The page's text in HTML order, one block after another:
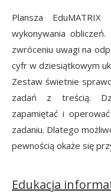
Plansza
wykonywania
zwróceniu uwagi na
cyfr w dziesiątkowym
Zestaw świetnie
zadań z treścią.
zapamiętać i
zadaniu. Dlatego
pewnością okaże się
Edukacja